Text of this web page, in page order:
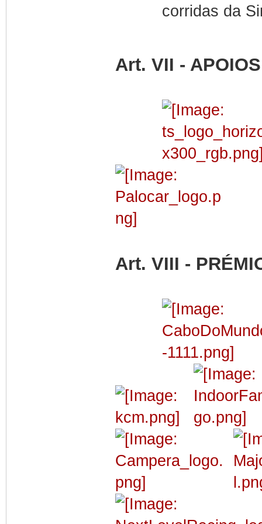
corridas da
Art. VII - APOIOS
Art. VIII -